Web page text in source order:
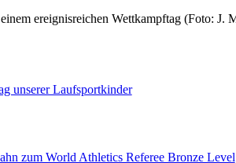
ereignisreichen Wettkampftag (Foto: J.
unserer Laufsportkinder
zum World Athletics Referee Bronze Level